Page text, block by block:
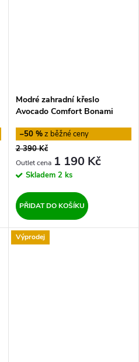
Modré zahradní křeslo
Avocado Comfort Bonami
–50 %
2 390 Kč
1 190 Kč
Skladem 2 ks
PŘIDAT DO KOŠÍKU
Výprodej